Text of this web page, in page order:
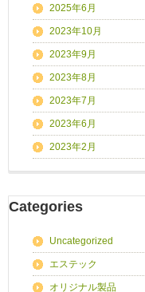
2025年6月
2023年10月
2023年9月
2023年8月
2023年7月
2023年6月
2023年2月
Categories
Uncategorized
エステック
オリジナル製品